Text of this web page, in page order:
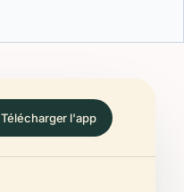
Télécharger l'app